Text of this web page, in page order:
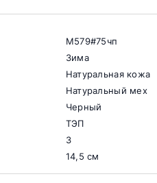
М579#75чп
Зима
Натуральная кожа
Натуральный мех
Черный
ТЭП
3
14,5 см